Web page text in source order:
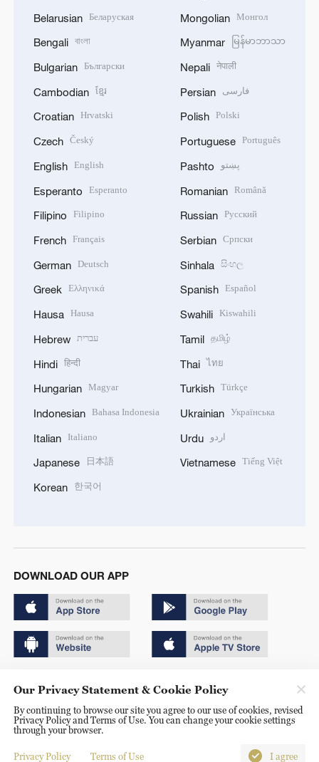
Belarusian Беларуская
Bengali বাংলা
Bulgarian Български
Cambodian ខ្មែរ
Croatian Hrvatski
Czech Český
English English
Esperanto Esperanto
Filipino Filipino
French Français
German Deutsch
Greek Ελληνικά
Hausa Hausa
Hebrew עברית
Hindi हिन्दी
Hungarian Magyar
Indonesian Bahasa Indonesia
Italian Italiano
Japanese 日本語
Korean 한국어
Mongolian Монгол
Myanmar မြန်မာဘာသာ
Nepali नेपाली
Persian فارسی
Polish Polski
Portuguese Português
Pashto پښتو
Romanian Română
Russian Русский
Serbian Српски
Sinhala සිංහල
Spanish Español
Swahili Kiswahili
Tamil தமிழ்
Thai ไทย
Turkish Türkçe
Ukrainian Українська
Urdu اردو
Vietnamese Tiếng Việt
DOWNLOAD OUR APP
京ICP备20000184号
京公网安备 11010502050052号
Disinformation report hotline: 010-85061466
Our Privacy Statement & Cookie Policy
By continuing to browse our site you agree to our use of cookies, revised
Privacy Policy and Terms of Use. You can change your cookie settings
through your browser.
Privacy Policy Terms of Use I agree